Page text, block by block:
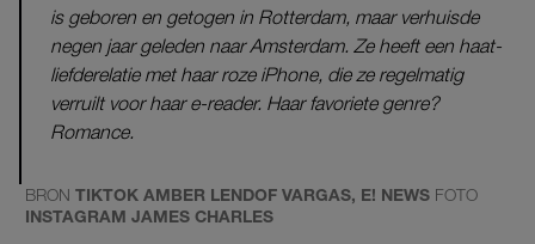
is geboren en getogen in Rotterdam, maar verhuisde
negen jaar geleden naar Amsterdam. Ze heeft een haat-
liefderelatie met haar roze iPhone, die ze regelmatig
verruilt voor haar e-reader. Haar favoriete genre?
Romance.
BRON TIKTOK AMBER LENDOF VARGAS, E! NEWS FOTO
INSTAGRAM JAMES CHARLES